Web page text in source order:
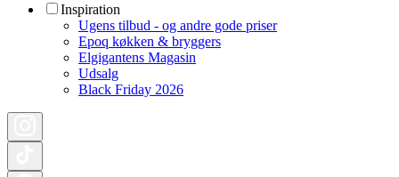
Inspiration
Ugens tilbud - og andre gode priser
Epoq køkken & bryggers
Elgigantens Magasin
Udsalg
Black Friday 2026